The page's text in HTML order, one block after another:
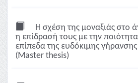
Η σχέση της μοναξιάς στο
η επίδρασή τους με την
επίπεδα της ευδόκιμης
(Master thesis)